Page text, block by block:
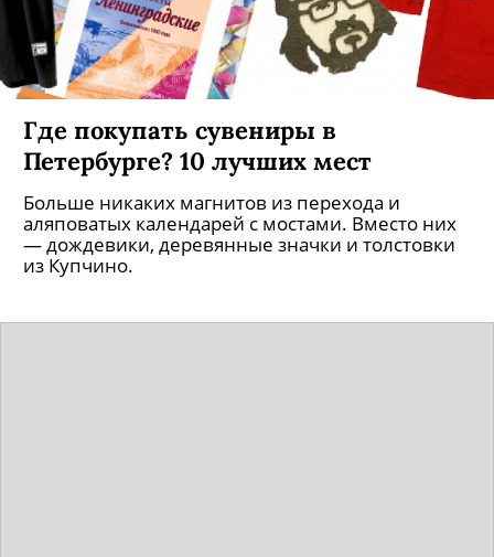
Где покупать сувениры в
Петербурге? 10 лучших мест
Больше никаких магнитов из перехода и
аляповатых календарей с мостами. Вместо них
— дождевики, деревянные значки и толстовки
из Купчино.